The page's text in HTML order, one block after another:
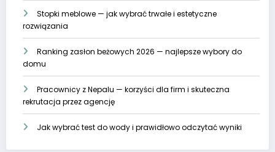
Stopki meblowe — jak wybrać trwałe i estetyczne
rozwiązania
Ranking zasłon beżowych 2026 — najlepsze wybory do
domu
Pracownicy z Nepalu — korzyści dla firm i skuteczna
rekrutacja przez agencję
Jak wybrać test do wody i prawidłowo odczytać wyniki